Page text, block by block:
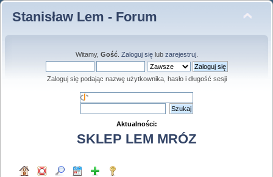
Stanisław Lem - Forum
Witamy, Gość. Zaloguj sięlub zarejestruj.
Zaloguj się podając nazwę użytkownika, hasło i długość sesji
Aktualności:
SKLEP LEM MRÓZ